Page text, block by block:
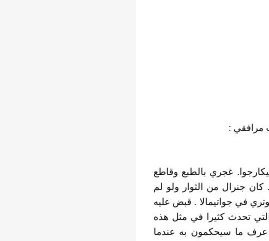
مرافقي :
غجري بالطبع وقاطع
جنرال من الثوار ولو لم
في جواتيمالا . قبض عليه
تحدث كثيرا في مثل هذه
عرف ما سيحكمون به عندما